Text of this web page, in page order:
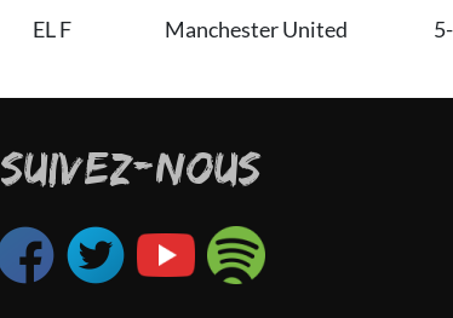
EL F Manchester United
SUIVEZ-NOUS